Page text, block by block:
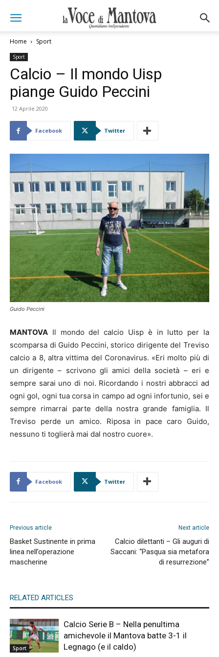
Home Sport
Sport
Calcio – Il mondo Uisp
piange Guido Peccini
12 Aprile 2020
Facebook Twitter
Guido Peccini
MANTOVA Il mondo del calcio Uisp è in lutto per la
scomparsa di Guido Peccini, storico dirigente del Treviso
calcio a 8, altra vittima del Coronavirus. «Eri molto più di
un dirigente – scrivono gli amici della società – eri e
sempre sarai uno di noi. Ricordando i nostri abbracci ad
ogni gol, ogni tua corsa in campo ad ogni infortunio, sei e
sempre rimarrai parte della nostra grande famiglia. Il
Treviso perde un amico. Riposa in pace caro Guido,
nessuno ti toglierà mai dal nostro cuore».
Facebook Twitter
Previous article
Basket Sustinente in prima
linea nell’operazione
mascherine
Next article
Calcio dilettanti – Gli auguri di
Saccani: “Pasqua sia metafora
di resurrezione”
RELATED ARTICLES
Sport
Calcio Serie B – Nella penultima
amichevole il Mantova batte 3-1 il
Legnago (e il caldo)